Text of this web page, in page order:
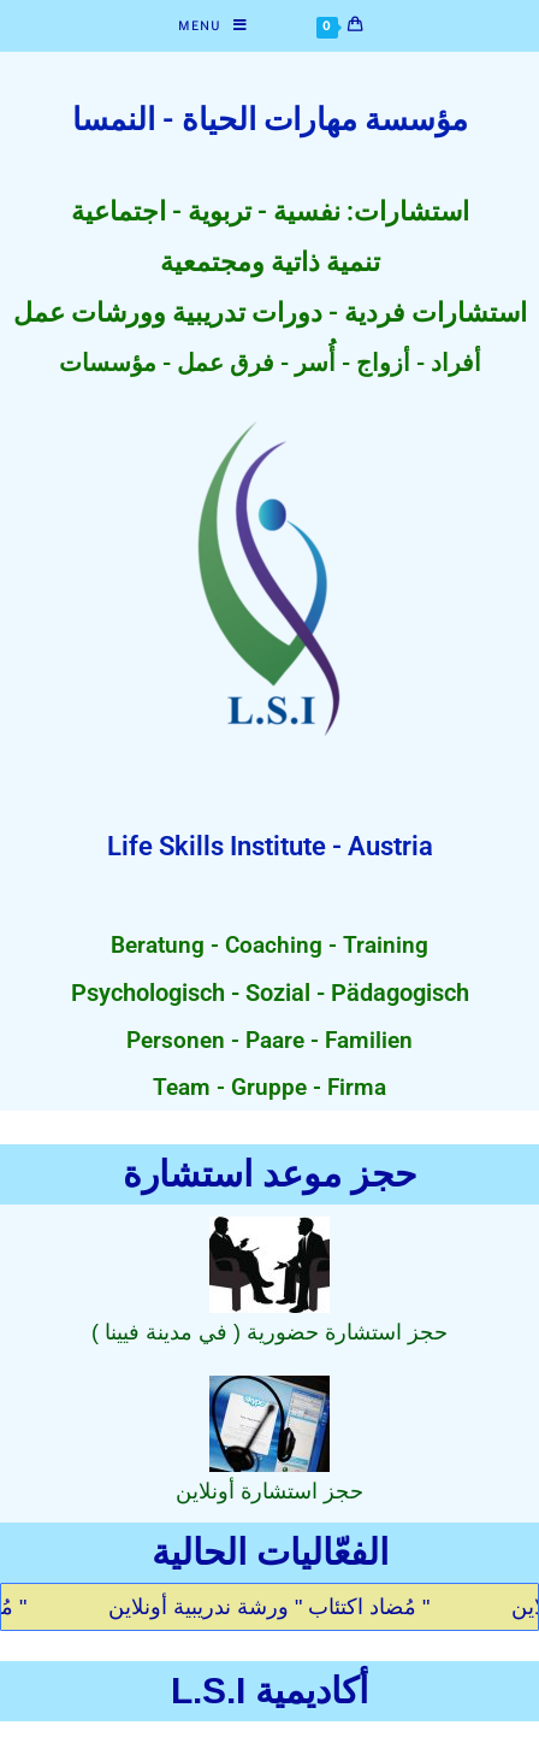
0
MENU
مؤسسة مهارات الحياة - النمسا
استشارات: نفسية - تربوية - اجتماعية
تنمية ذاتية ومجتمعية
استشارات فردية - دورات تدريبية وورشات عمل
أفراد - أزواج - أُسر - فرق عمل - مؤسسات
Life Skills Institute - Austria
Beratung - Coaching - Training
Psychologisch - Sozial - Pädagogisch
Personen - Paare - Familien
Team - Gruppe - Firma
حجز موعد استشارة
حجز استشارة حضورية ( في مدينة فيينا )
حجز استشارة أونلاين
الفعّاليات الحالية
اكتئاب " ورشة ندريبية أونلاين " مُضاد اكتئاب "
أكاديمية L.S.I